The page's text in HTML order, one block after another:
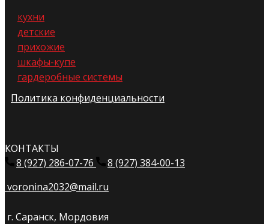
кухни
детские
прихожие
шкафы-купе
гардеробные системы
Политика конфиденциальности
КОНТАКТЫ
8 (927) 286-07-76
8 (927) 384-00-13
voronina2032@mail.ru
г. Саранск, Мордовия